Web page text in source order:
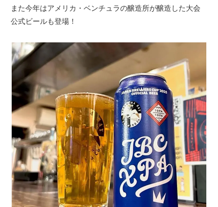
また今年はアメリカ・ベンチュラの醸造所が醸造した大会
公式ビールも登場！